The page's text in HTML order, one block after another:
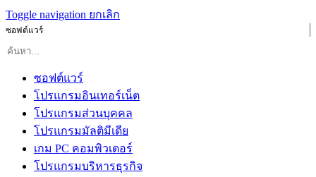
Toggle navigation ยกเลิก
ซอฟต์แวร์
ซอฟต์แวร์
โปรแกรมอินเทอร์เน็ต
โปรแกรมส่วนบุคคล
โปรแกรมมัลติมีเดีย
เกม PC คอมพิวเตอร์
โปรแกรมบริหารธุรกิจ